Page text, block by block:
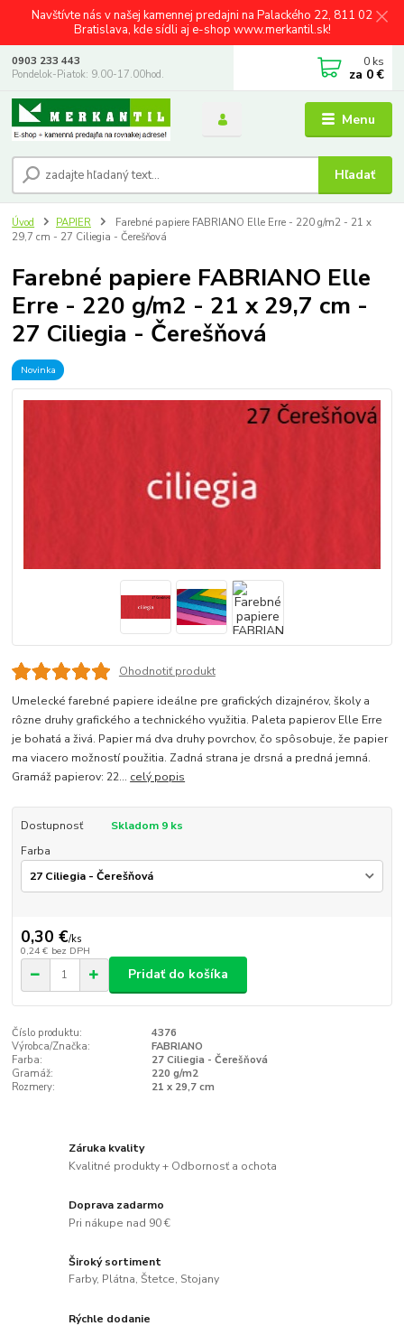
Navštívte nás v našej kamennej predajni na Palackého 22, 811 02
Bratislava, kde sídli aj e-shop www.merkantil.sk!
Menu
Hľadať
0903 233 443
Pondelok-Piatok: 9.00-17.00hod.
0 ks
za 0 €
Úvod PAPIER
Farebné papiere FABRIANO Elle Erre - 220 g/m2 - 21 x
29,7 cm - 27 Ciliegia - Čerešňová
Farebné papiere FABRIANO Elle
Erre - 220 g/m2 - 21 x 29,7 cm -
27 Ciliegia - Čerešňová
Novinka
Ohodnotiť produkt
Umelecké farebné papiere ideálne pre grafických dizajnérov, školy a
rôzne druhy grafického a technického využitia. Paleta papierov Elle Erre
je bohatá a živá. Papier má dva druhy povrchov, čo spôsobuje, že papier
ma viacero možností použitia. Zadná strana je drsná a predná jemná.
Gramáž papierov: 22... celý popis
Dostupnosť
Skladom 9 ks
Farba
0,30 €/ks
0,24 € bez DPH
Pridať do košíka
Číslo produktu:
4376
Výrobca/Značka:
FABRIANO
Farba:
27 Ciliegia - Čerešňová
Gramáž:
220 g/m2
Rozmery:
21 x 29,7 cm
Záruka kvality
Kvalitné produkty + Odbornosť a ochota
Doprava zadarmo
Pri nákupe nad 90 €
Široký sortiment
Farby, Plátna, Štetce, Stojany
Rýchle dodanie